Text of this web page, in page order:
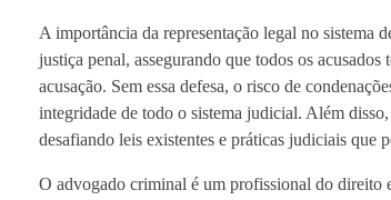
A importância da representação legal no sistema
justiça penal, assegurando que todos os
acusação. Sem essa defesa, o risco de
integridade de todo o sistema judicial. Além
desafiando leis existentes e práticas judiciais que
O advogado criminal é um profissional do direito